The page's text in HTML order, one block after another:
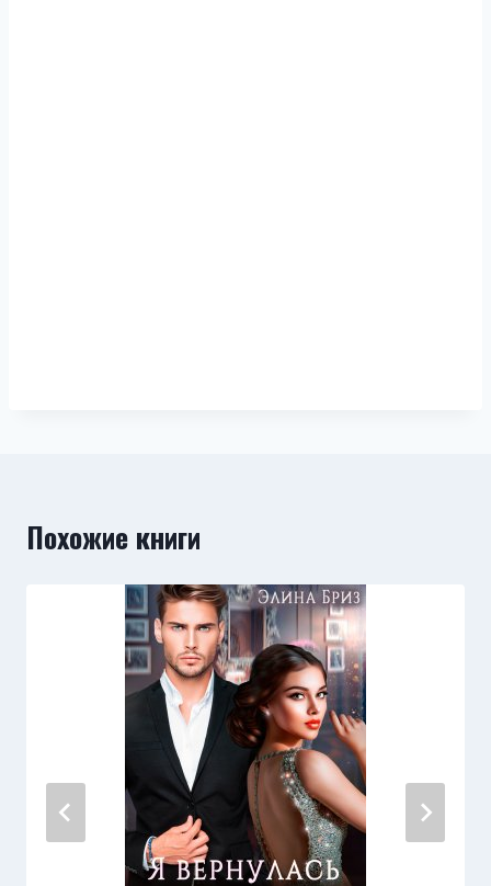
Похожие книги